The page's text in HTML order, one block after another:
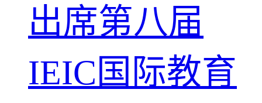
出席第八届
IEIC国际教育